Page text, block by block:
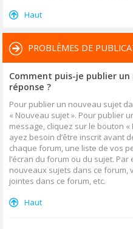
Haut
PROBLÈMES DE
Comment puis-je publier
réponse ?
Pour publier un nouveau sujet
« Nouveau sujet ». Pour publier
message, cliquez sur le bouton
ayez besoin d’être inscrit avant
chaque forum, une liste de vos
l’écran du forum ou du sujet.
nouveaux sujets dans ce
jointes dans ce forum, etc.
Haut